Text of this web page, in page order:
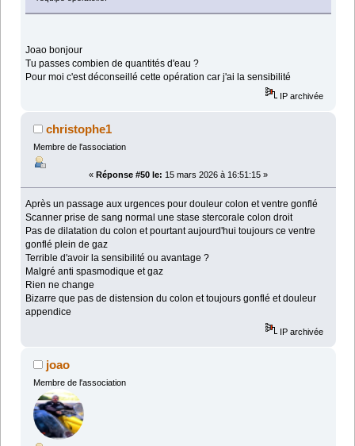
Joao bonjour
Tu passes combien de quantités d'eau ?
Pour moi c'est déconseillé cette opération car j'ai la sensibilité
IP archivée
christophe1
Membre de l'association
« Réponse #50 le: 15 mars 2026 à 16:51:15 »
Après un passage aux urgences pour douleur colon et ventre gonflé
Scanner prise de sang normal une stase stercorale colon droit
Pas de dilatation du colon et pourtant aujourd'hui toujours ce ventre
gonflé plein de gaz
Terrible d'avoir la sensibilité ou avantage ?
Malgré anti spasmodique et gaz
Rien ne change
Bizarre que pas de distension du colon et toujours gonflé et douleur
appendice
IP archivée
joao
Membre de l'association